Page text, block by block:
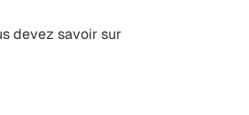
devez savoir sur